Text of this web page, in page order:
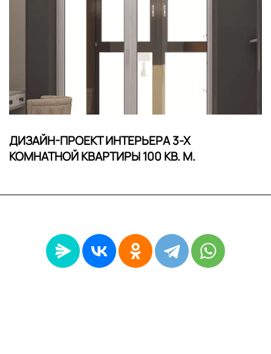
ДИЗАЙН-ПРОЕКТ ИНТЕРЬЕРА 3-Х
КОМНАТНОЙ КВАРТИРЫ 100 КВ. М.